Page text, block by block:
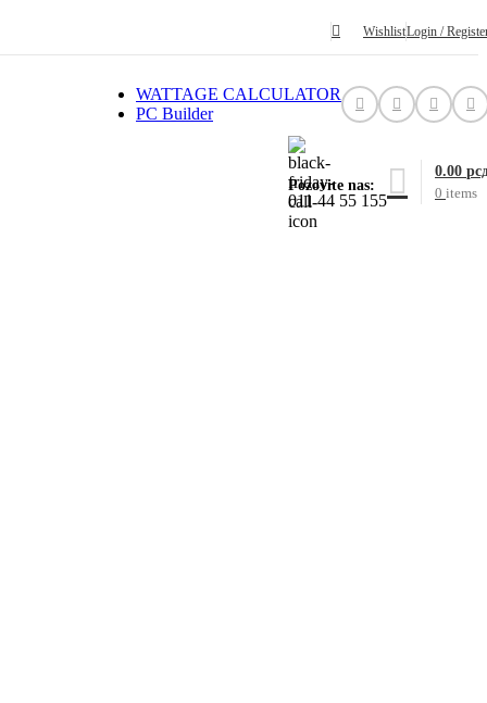
WishlistLogin /
WATTAGE CALCULATOR
PC Builder
Pozovite nas:
011 44 55 155 0 items
0.00